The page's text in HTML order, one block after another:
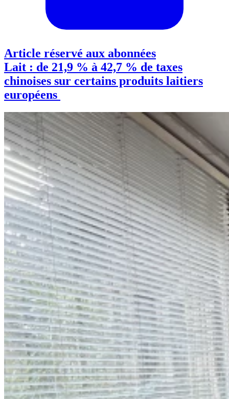
Article réservé aux abonnées
Lait : de 21,9 % à 42,7 % de taxes
chinoises sur certains produits laitiers
européens